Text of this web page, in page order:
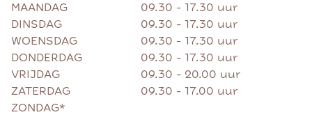
MAANDAG
09.30 - 17.30 uur
DINSDAG
09.30 - 17.30 uur
WOENSDAG
09.30 - 17.30 uur
DONDERDAG
09.30 - 17.30 uur
VRIJDAG
09.30 - 20.00 uur
ZATERDAG
09.30 - 17.00 uur
ZONDAG*